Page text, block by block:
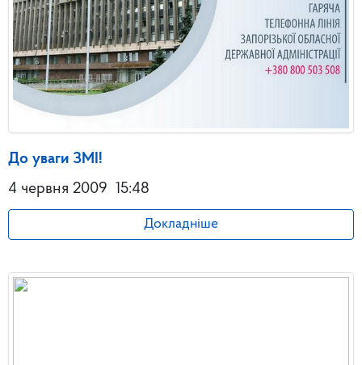
До уваги ЗМІ!
4 червня 2009
15:48
Докладніше